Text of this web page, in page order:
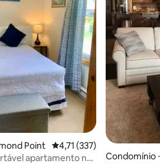
5, 23 avaliações
Point 4,71 de uma avaliação
4,71 (337)
apartamento no
Condomínio